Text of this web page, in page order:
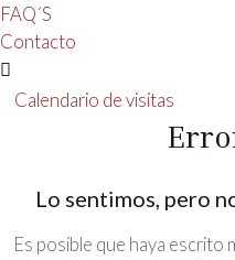
FAQ´S
Contacto
Calendario de visitas
Lo sentimos, pero
Es posible que haya escrito